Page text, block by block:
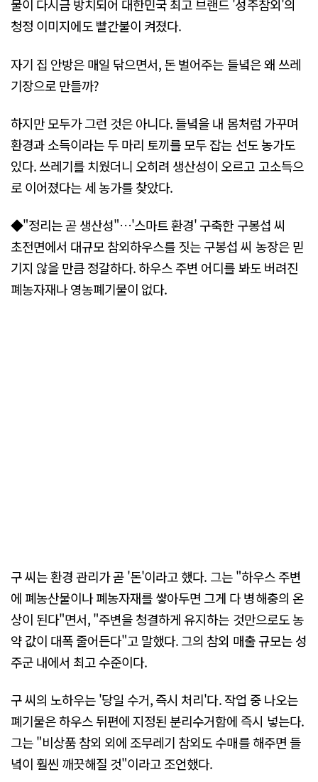
물이 다시금 방치되어 대한민국 최고 브랜드 '성주참외'의
청정 이미지에도 빨간불이 켜졌다.
자기 집 안방은 매일 닦으면서, 돈 벌어주는 들녘은 왜 쓰레
기장으로 만들까?
하지만 모두가 그런 것은 아니다. 들녘을 내 몸처럼 가꾸며
환경과 소득이라는 두 마리 토끼를 모두 잡는 선도 농가도
있다. 쓰레기를 치웠더니 오히려 생산성이 오르고 고소득으
로 이어졌다는 세 농가를 찾았다.
◆"정리는 곧 생산성"…'스마트 환경' 구축한 구봉섭 씨
초전면에서 대규모 참외하우스를 짓는 구봉섭 씨 농장은 믿
기지 않을 만큼 정갈하다. 하우스 주변 어디를 봐도 버려진
폐농자재나 영농폐기물이 없다.
구 씨는 환경 관리가 곧 '돈'이라고 했다. 그는 "하우스 주변
에 폐농산물이나 폐농자재를 쌓아두면 그게 다 병해충의 온
상이 된다"면서, "주변을 청결하게 유지하는 것만으로도 농
약 값이 대폭 줄어든다"고 말했다. 그의 참외 매출 규모는 성
주군 내에서 최고 수준이다.
구 씨의 노하우는 '당일 수거, 즉시 처리'다. 작업 중 나오는
폐기물은 하우스 뒤편에 지정된 분리수거함에 즉시 넣는다.
그는 "비상품 참외 외에 조무레기 참외도 수매를 해주면 들
녘이 훨씬 깨끗해질 것"이라고 조언했다.